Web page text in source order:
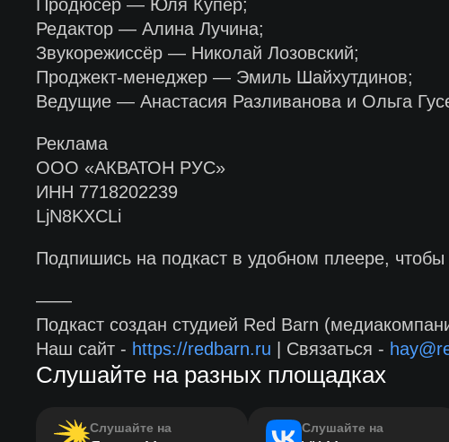
Продюсер — Юля Купер;
Редактор — Алина Лучина;
Звукорежиссёр — Николай Лозовский;
Проджект-менеджер — Эмиль Шайхутдинов;
Ведущие — Анастасия Разливанова и Ольга
Реклама
ООО «АКВАТОН РУС»
ИНН 7718202239
LjN8KXCLi
Подпишись на подкаст в удобном плеере,
——
Подкаст создан студией Red Barn
Наш сайт - https://redbarn.ru | Связаться -
Слушайте на разных площадках
Слушайте на Слушайте на